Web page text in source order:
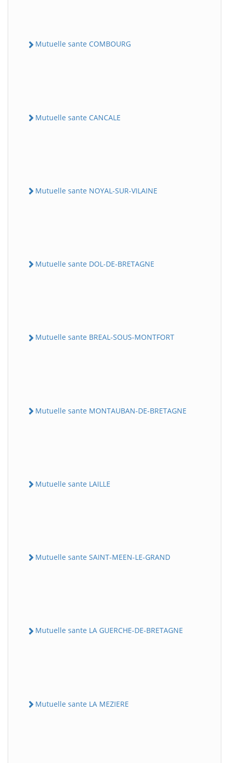
Mutuelle sante COMBOURG
Mutuelle sante CANCALE
Mutuelle sante NOYAL-SUR-VILAINE
Mutuelle sante DOL-DE-BRETAGNE
Mutuelle sante BREAL-SOUS-MONTFORT
Mutuelle sante MONTAUBAN-DE-BRETAGNE
Mutuelle sante LAILLE
Mutuelle sante SAINT-MEEN-LE-GRAND
Mutuelle sante LA GUERCHE-DE-BRETAGNE
Mutuelle sante LA MEZIERE